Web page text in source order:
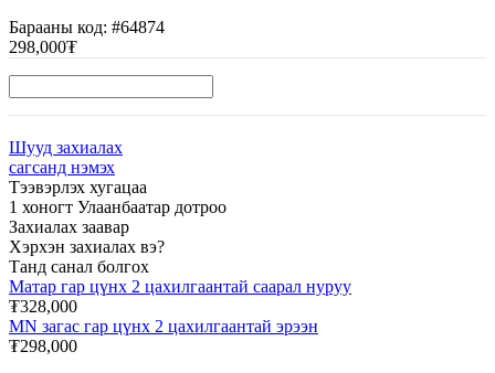
Барааны код: #64874
298,000₮
Шууд захиалах
сагсанд нэмэх
Тээвэрлэх хугацаа
1 хоногт Улаанбаатар дотроо
Захиалах заавар
Хэрхэн захиалах вэ?
Танд санал болгох
Матар гар цүнх 2 цахилгаантай саарал нуруу
₮328,000
MN загас гар цүнх 2 цахилгаантай эрээн
₮298,000